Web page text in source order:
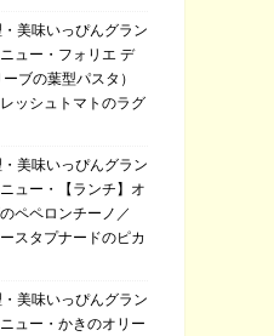
美味いっぴんグラン
ュー・フォリエ デ
ブの葉型パスタ）
ッシュトマトのラグ
美味いっぴんグラン
ュー・【ランチ】オ
ペペロンチーノ／
スタプナードのピカ
美味いっぴんグラン
ュー・かきのオリー